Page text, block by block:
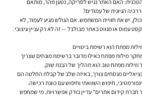
האם האתר נגיש לסריקה, נטען מהר, מותאם
הגיונית של עמודים?
יש את חוויית המשתמש. אם הגולש מגיע לעמוד, לא
עמוס או מנווט באתר מבולבל — זה לא רק עניין עיצובי.
מפתח הוא רשימת ביטויים
מילות מפתח כאילו מדובר ברשימת מונחים שצריך
מילות מפתח טוב הוא תהליך של הבנת שוק.
מנסחים צורך, באיזה שלב של קבלת החלטה הם
חיפוש השוואתי וחיפוש עם כוונת רכישה.
קידום אתרים” עדיין בודק אפשרויות. מי שמחפש